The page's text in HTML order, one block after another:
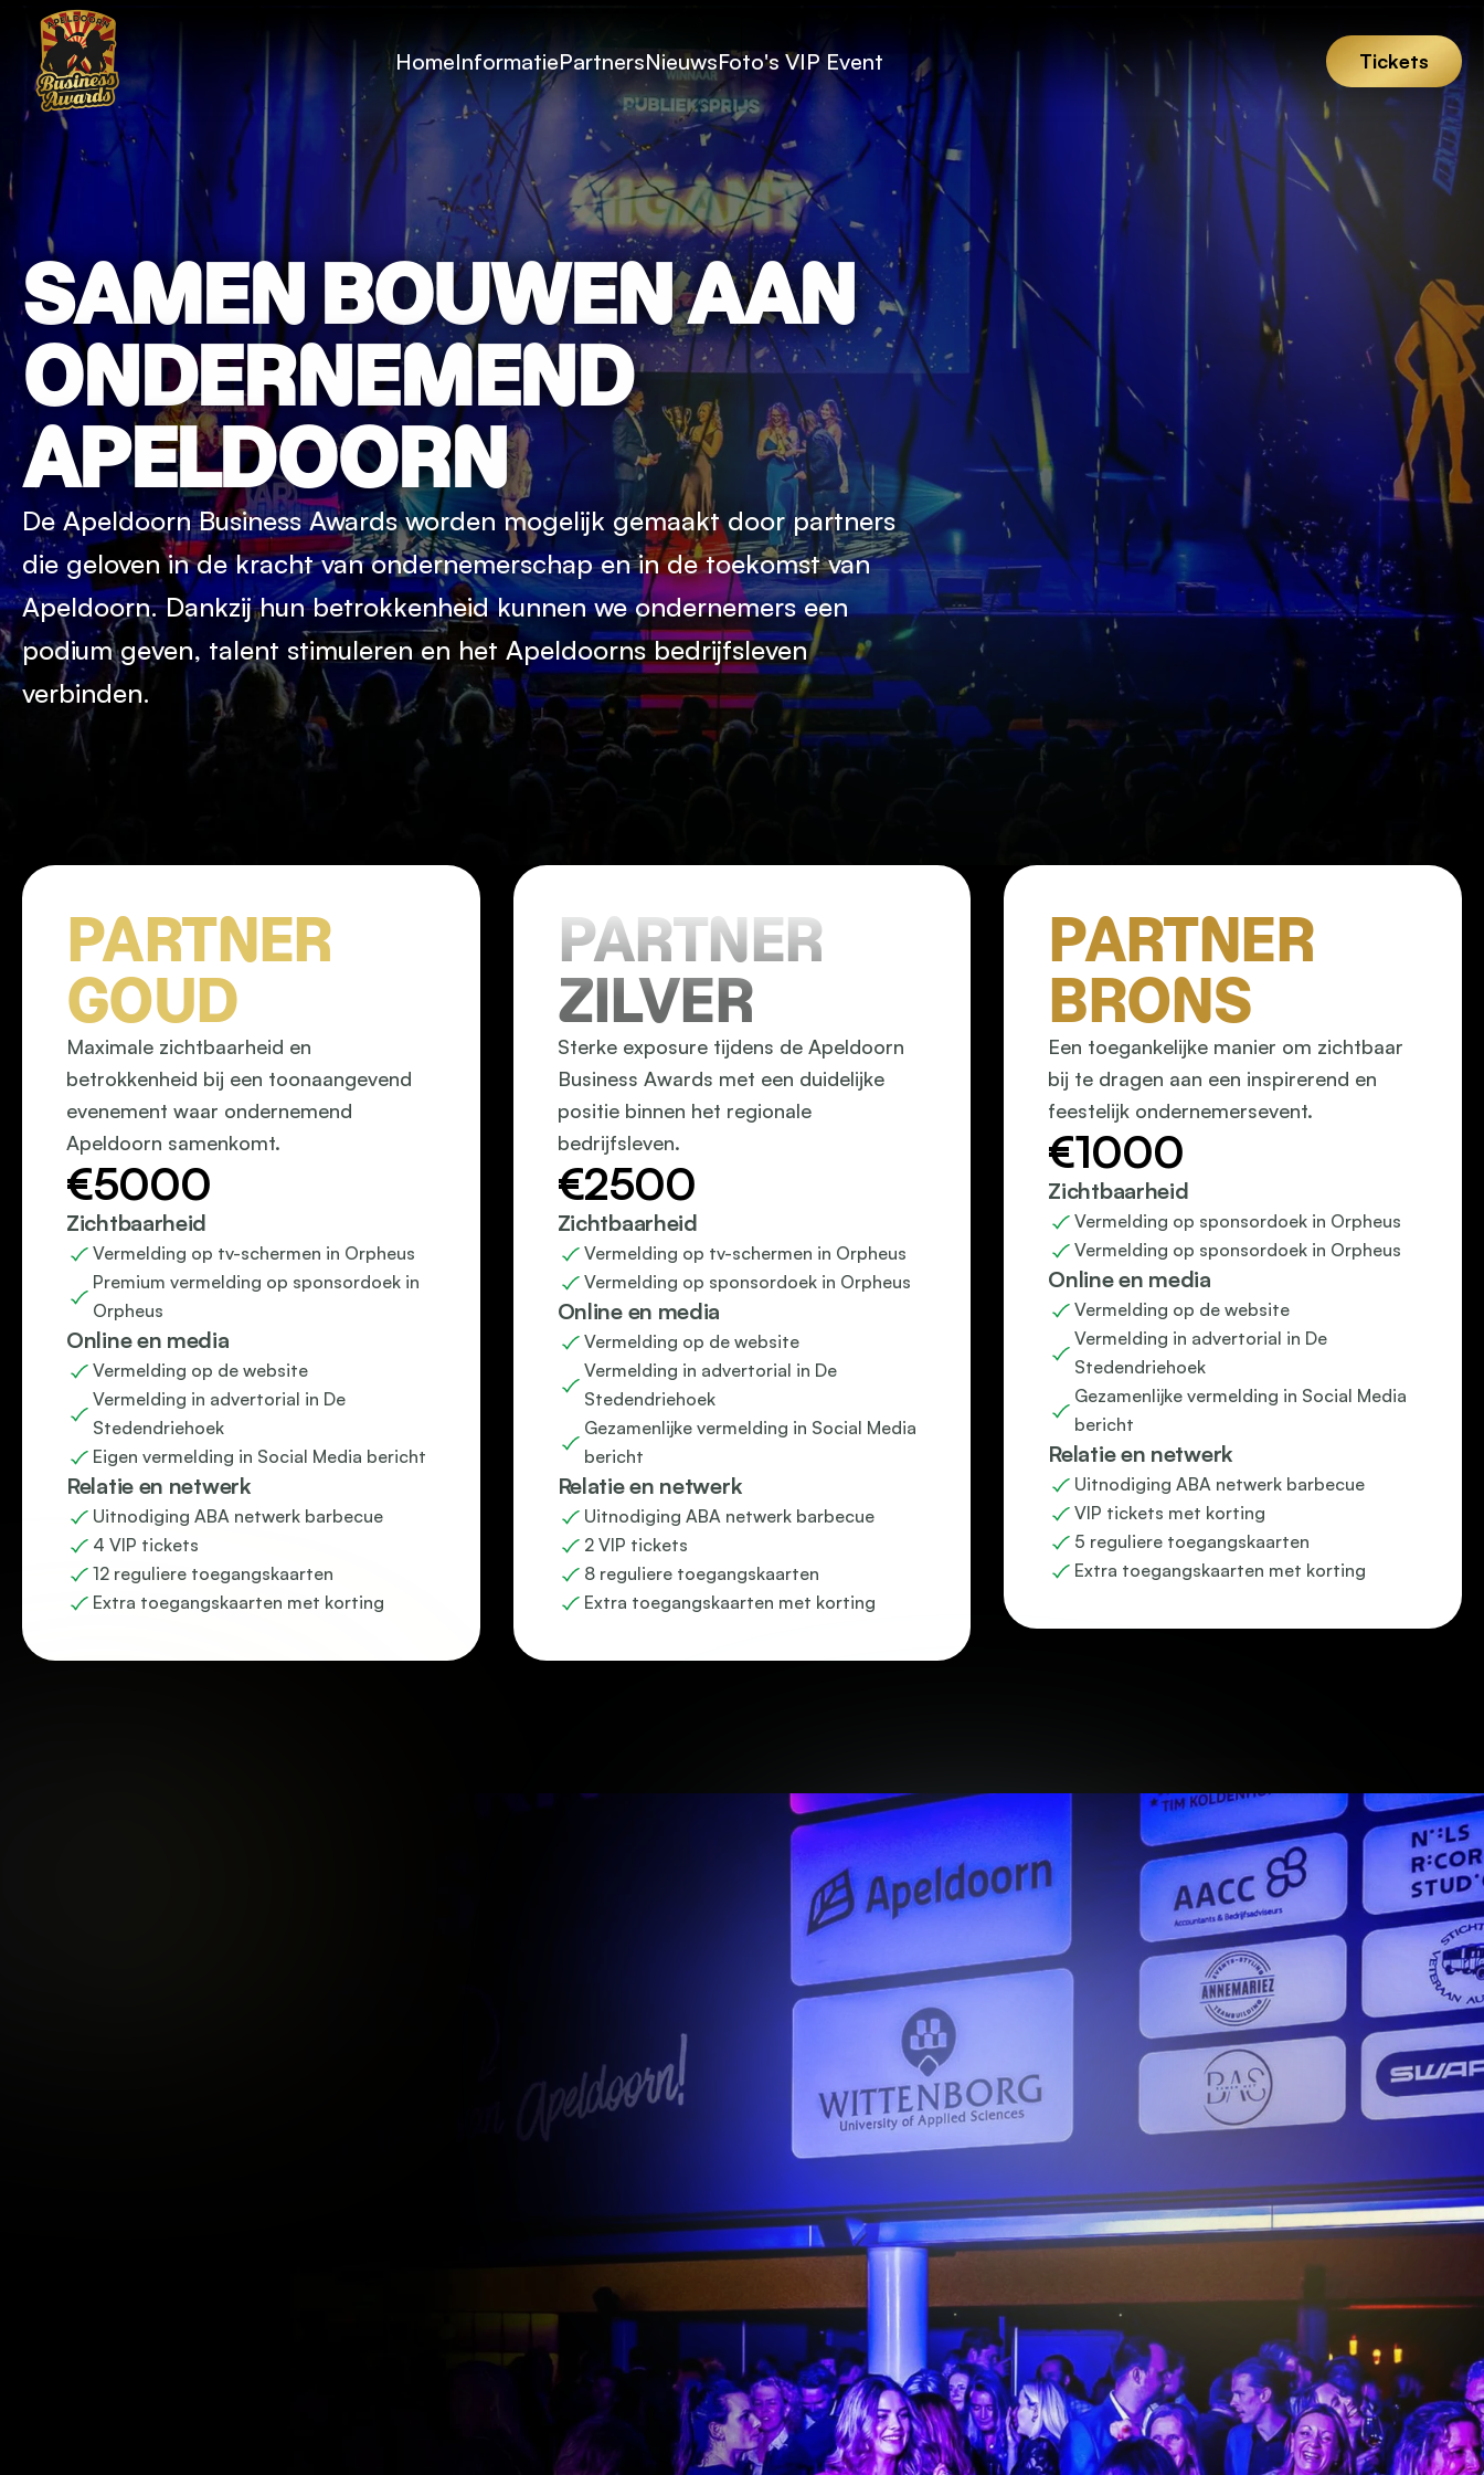
SAMEN BOUWEN AAN
ONDERNEMEND
APELDOORN
De Apeldoorn Business Awards worden mogelijk gemaakt door partners
die geloven in de kracht van ondernemerschap en in de toekomst van
Apeldoorn. Dankzij hun betrokkenheid kunnen we ondernemers een
podium geven, talent stimuleren en het Apeldoorns bedrijfsleven
verbinden.
PARTNER
GOUD
Maximale zichtbaarheid en
betrokkenheid bij een toonaangevend
evenement waar ondernemend
Apeldoorn samenkomt.
€5000
Zichtbaarheid
Vermelding op tv-schermen in Orpheus
Premium vermelding op sponsordoek in
Orpheus
Online en media
Vermelding op de website
Vermelding in advertorial in De
Stedendriehoek
Eigen vermelding in Social Media bericht
Relatie en netwerk
Uitnodiging ABA netwerk barbecue
4 VIP tickets
12 reguliere toegangskaarten
Extra toegangskaarten met korting
PARTNER
ZILVER
Sterke exposure tijdens de Apeldoorn
Business Awards met een duidelijke
positie binnen het regionale
bedrijfsleven.
€2500
Zichtbaarheid
Vermelding op tv-schermen in Orpheus
Vermelding op sponsordoek in Orpheus
Online en media
Vermelding op de website
Vermelding in advertorial in De
Stedendriehoek
Gezamenlijke vermelding in Social Media
bericht
Relatie en netwerk
Uitnodiging ABA netwerk barbecue
2 VIP tickets
8 reguliere toegangskaarten
Extra toegangskaarten met korting
PARTNER
BRONS
Een toegankelijke manier om zichtbaar
bij te dragen aan een inspirerend en
feestelijk ondernemersevent.
€1000
Zichtbaarheid
Vermelding op sponsordoek in Orpheus
Vermelding op sponsordoek in Orpheus
Online en media
Vermelding op de website
Vermelding in advertorial in De
Stedendriehoek
Gezamenlijke vermelding in Social Media
bericht
Relatie en netwerk
Uitnodiging ABA netwerk barbecue
VIP tickets met korting
5 reguliere toegangskaarten
Extra toegangskaarten met korting
HomeInformatiePartnersNieuwsFoto's VIP Event Tickets